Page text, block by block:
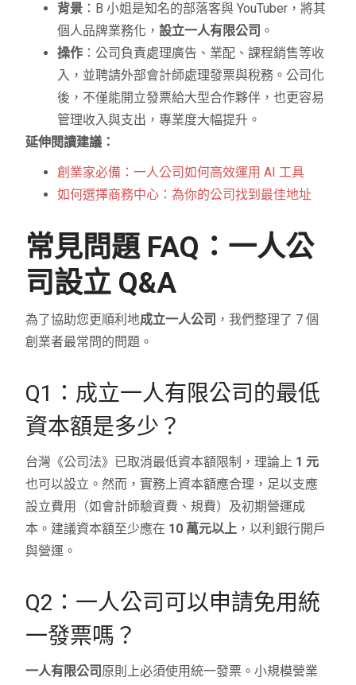
背景 ：B 小姐是知名的部落客與 YouTuber，將其
個人品牌業務化，設立一人有限公司 。
操作 ：公司負責處理廣告、業配、課程銷售等收
入，並聘請外部會計師處理發票與稅務。公司化
後，不僅能開立發票給大型合作夥伴，也更容易
管理收入與支出，專業度大幅提升。
延伸閱讀建議：
創業家必備：一人公司如何高效運用 AI 工具
如何選擇商務中心：為你的公司找到最佳地址
常見問題 FAQ：一人公
司設立 Q&A
為了協助您更順利地成立一人公司 ，我們整理了 7 個
創業者最常問的問題。
Q1：成立一人有限公司的最低
資本額是多少？
台灣《公司法》已取消最低資本額限制，理論上 1 元
也可以設立。然而，實務上資本額應合理，足以支應
設立費用（如會計師驗資費、規費）及初期營運成
本。建議資本額至少應在 10 萬元以上 ，以利銀行開戶
與營運。
Q2：一人公司可以申請免用統
一發票嗎？
一人有限公司 原則上必須使用統一發票。小規模營業